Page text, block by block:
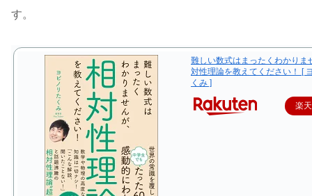
す。
難しい数式はまったくわかりま
対性理論を教えてください！ [
くみ ]
楽